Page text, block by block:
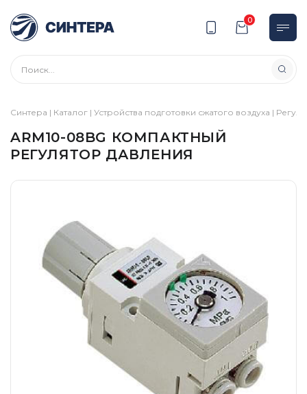
0
Синтера | Каталог | Устройства подготовки сжатого воздуха |
ARM10-08BG КОМПАКТНЫЙ
РЕГУЛЯТОР ДАВЛЕНИЯ